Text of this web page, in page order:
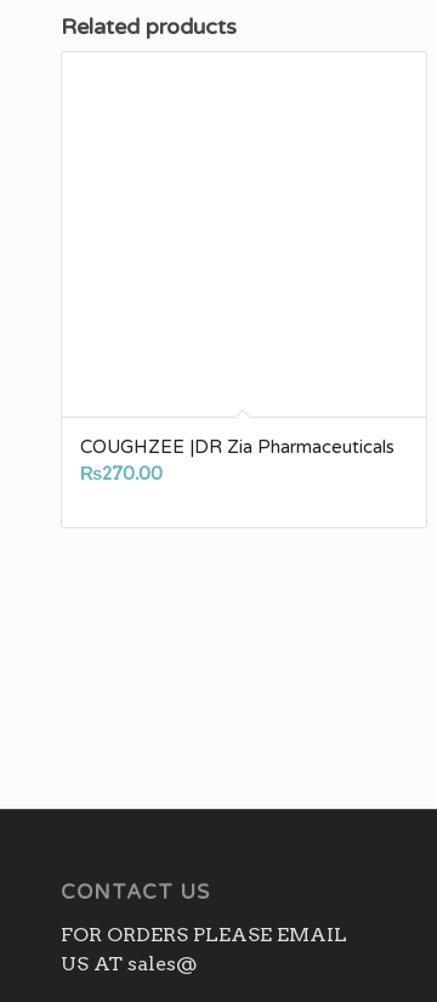
Related products
COUGHZEE |DR Zia Pharmaceuticals
₨270.00
CONTACT US
FOR ORDERS PLEASE EMAIL
US AT sales@